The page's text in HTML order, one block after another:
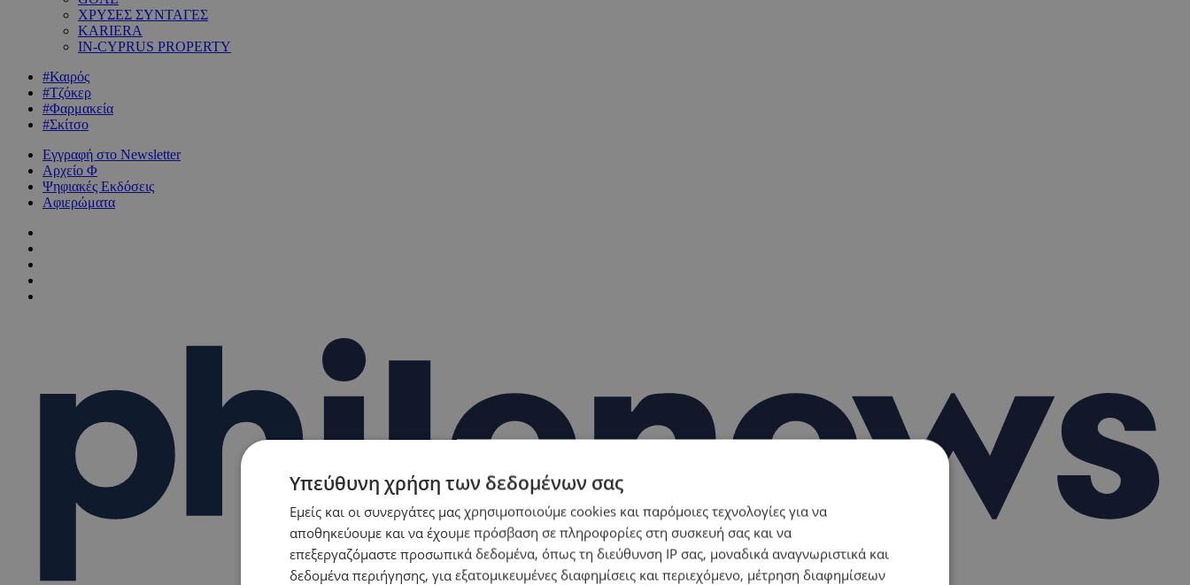
ΧΡΥΣΕΣ ΣΥΝΤΑΓΕΣ
KARIERA
IN-CYPRUS PROPERTY
#Καιρός
#Τζόκερ
#Φαρμακεία
#Σκίτσο
Εγγραφή στο Newsletter
Αρχείο Φ
Ψηφιακές Εκδόσεις
Αφιερώματα
Υπεύθυνη χρήση των δεδομένων σας
Εμείς και οι συνεργάτες μας χρησιμοποιούμε cookies και παρόμοιες τεχνολογίες για να
αποθηκεύουμε και να έχουμε πρόσβαση σε πληροφορίες στη συσκευή σας και να
επεξεργαζόμαστε προσωπικά δεδομένα, όπως τη διεύθυνση IP σας, μοναδικά αναγνωριστικά και
δεδομένα περιήγησης, για εξατομικευμένες διαφημίσεις και περιεχόμενο, μέτρηση διαφημίσεων